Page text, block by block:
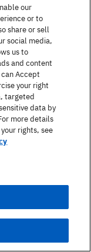
jornada
de
a tus jefes
de
ーフィー）課
pero también
- katagaki
our
or to
share or sell
social media,
us to
and content
Accept
your right
targeted
data by
more details
rights, see